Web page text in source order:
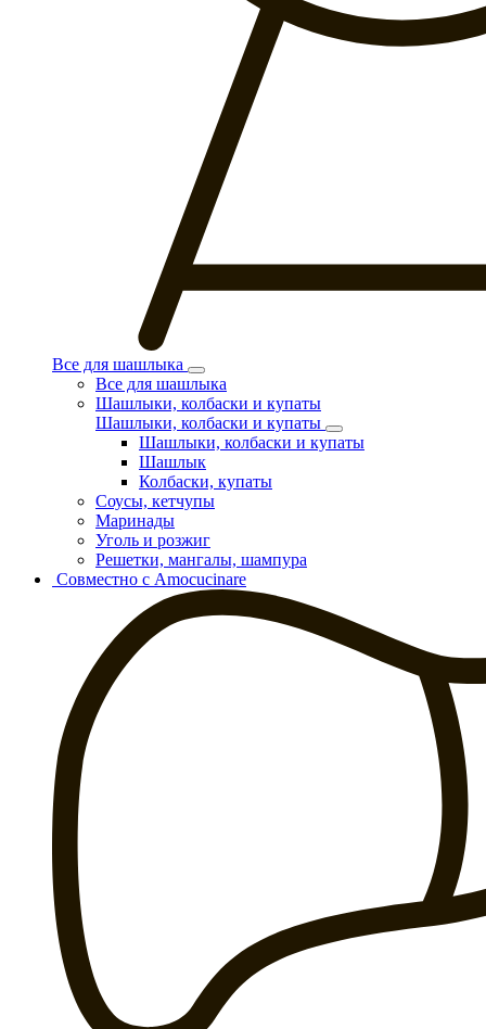
Все для шашлыка
Все для шашлыка
Шашлыки, колбаски и купаты
Шашлыки, колбаски и купаты
Шашлыки, колбаски и купаты
Шашлык
Колбаски, купаты
Соусы, кетчупы
Маринады
Уголь и розжиг
Решетки, мангалы, шампура
Совместно с Amocucinare